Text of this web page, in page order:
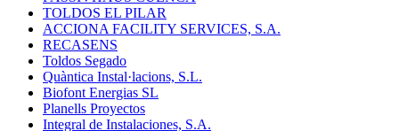
TOLDOS EL PILAR
ACCIONA FACILITY SERVICES, S.A.
RECASENS
Toldos Segado
Quàntica Instal·lacions, S.L.
Biofont Energias SL
Planells Proyectos
Integral de Instalaciones, S.A.